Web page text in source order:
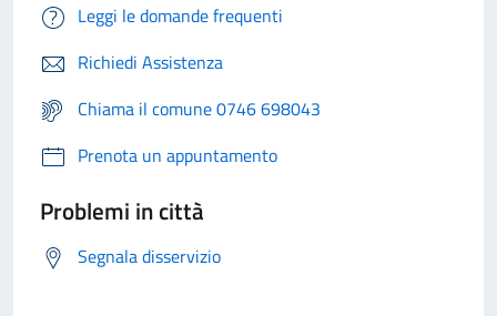
Leggi le domande frequenti
Richiedi Assistenza
Chiama il comune 0746 698043
Prenota un appuntamento
Problemi in città
Segnala disservizio